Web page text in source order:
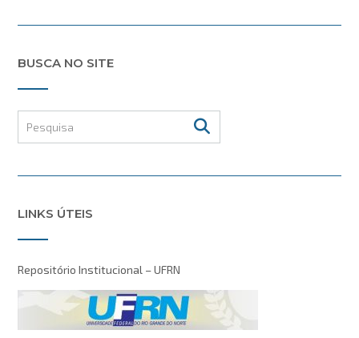
BUSCA NO SITE
LINKS ÚTEIS
Repositório Institucional – UFRN